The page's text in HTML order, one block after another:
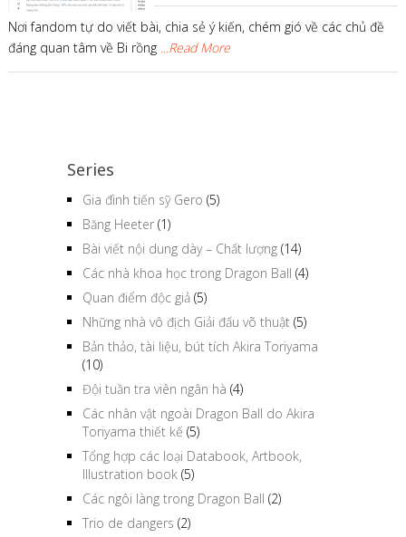
Nơi fandom tự do viết bài, chia sẻ ý kiến, chém gió về các chủ đề
đáng quan tâm về Bi rồng ...Read More
Series
Gia đình tiến sỹ Gero (5)
Băng Heeter (1)
Bài viết nội dung dày – Chất lượng (14)
Các nhà khoa học trong Dragon Ball (4)
Quan điểm độc giả (5)
Những nhà vô địch Giải đấu võ thuật (5)
Bản thảo, tài liệu, bút tích Akira Toriyama
(10)
Đội tuần tra viên ngân hà (4)
Các nhân vật ngoài Dragon Ball do Akira
Toriyama thiết kế (5)
Tổng hợp các loại Databook, Artbook,
Illustration book (5)
Các ngôi làng trong Dragon Ball (2)
Trio de dangers (2)